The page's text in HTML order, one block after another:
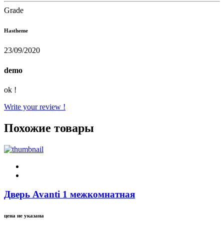
Grade
Hastheme
23/09/2020
demo
ok !
Write your review !
Похожие товары
Дверь Avanti 1 межкомнатная
цена не указана